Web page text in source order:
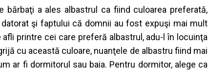
bărbaţi a ales albastrul ca fiind culoarea preferată,
datorat şi faptului că domnii aufost expuşi mai mult
afli printre cei care preferă albastrul , adu-lîn locuinţa
ă cu această culoare, nuanţele de albastru fiind mai
ar fi dormitorul sau baia. Pentru dormitor, alege ca